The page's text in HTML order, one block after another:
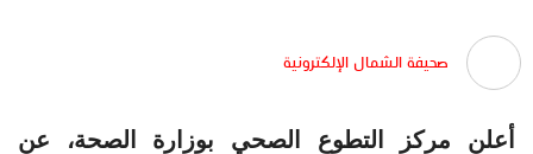
صحيفة الشمال الإلكترونية
أعلن مركز التطوع الصحي بوزارة الصحة، عن